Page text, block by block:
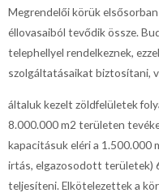
Megrendelői körük
éllovasaiból tevődik össze.
telephellyel rendelkeznek,
szolgáltatásaikat biztosítani,
általuk kezelt zöldfelületek
8.000.000 m2 területen
kapacitásuk eléri a 1.500.000
irtás, elgazosodott területek)
teljesíteni. Elkötelezettek a